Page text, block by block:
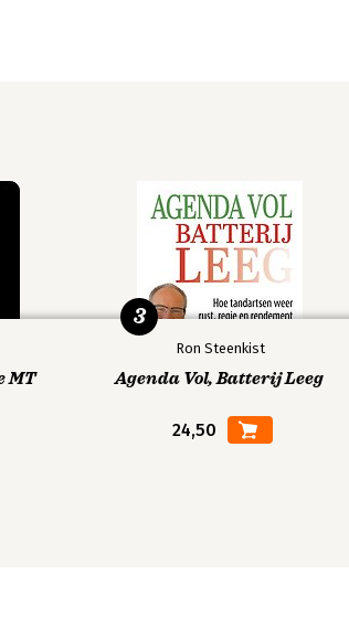
MT
Ron Steenkist
Agenda Vol, Batterij Leeg
24,50
3